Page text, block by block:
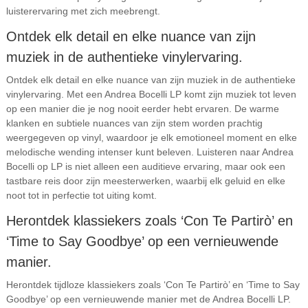
luisterervaring met zich meebrengt.
Ontdek elk detail en elke nuance van zijn
muziek in de authentieke vinylervaring.
Ontdek elk detail en elke nuance van zijn muziek in de authentieke
vinylervaring. Met een Andrea Bocelli LP komt zijn muziek tot leven
op een manier die je nog nooit eerder hebt ervaren. De warme
klanken en subtiele nuances van zijn stem worden prachtig
weergegeven op vinyl, waardoor je elk emotioneel moment en elke
melodische wending intenser kunt beleven. Luisteren naar Andrea
Bocelli op LP is niet alleen een auditieve ervaring, maar ook een
tastbare reis door zijn meesterwerken, waarbij elk geluid en elke
noot tot in perfectie tot uiting komt.
Herontdek klassiekers zoals ‘Con Te Partirò’ en
‘Time to Say Goodbye’ op een vernieuwende
manier.
Herontdek tijdloze klassiekers zoals ‘Con Te Partirò’ en ‘Time to Say
Goodbye’ op een vernieuwende manier met de Andrea Bocelli LP.